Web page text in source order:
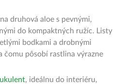
druhová aloe s pevnými,
do kompaktných ružíc. Listy
bodkami a drobnými
čomu pôsobí rastlina výrazne
, ideálnu do interiéru,